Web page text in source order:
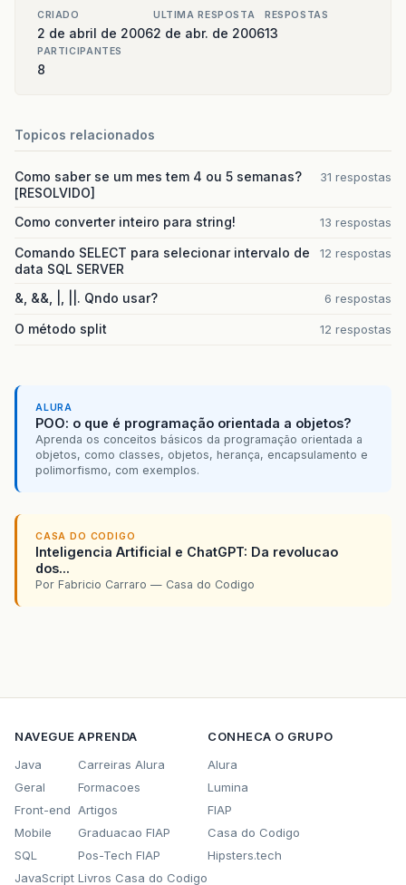
CRIADO
2 de abril de 2006
ULTIMA RESPOSTA
2 de abr. de 2006
RESPOSTAS
13
PARTICIPANTES
8
Topicos relacionados
Como saber se um mes tem 4 ou 5 semanas?
[RESOLVIDO]
31 respostas
Como converter inteiro para string! 13 respostas
Comando SELECT para selecionar intervalo de
data SQL SERVER
12 respostas
&, &&, |, ||. Qndo usar? 6 respostas
O método split 12 respostas
ALURA
POO: o que é programação orientada a objetos?
Aprenda os conceitos básicos da programação orientada a
objetos, como classes, objetos, herança, encapsulamento e
polimorfismo, com exemplos.
CASA DO CODIGO
Inteligencia Artificial e ChatGPT: Da revolucao
dos...
Por Fabricio Carraro — Casa do Codigo
NAVEGUE
Java
Geral
Front-end
Mobile
SQL
JavaScript
APRENDA
Carreiras Alura
Formacoes
Artigos
Graduacao FIAP
Pos-Tech FIAP
Livros Casa do Codigo
CONHECA O GRUPO
Alura
Lumina
FIAP
Casa do Codigo
Hipsters.tech